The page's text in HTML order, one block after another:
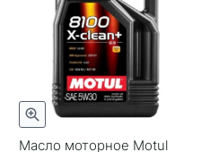
Южная Корея
~
SN
Масло моторное Motul